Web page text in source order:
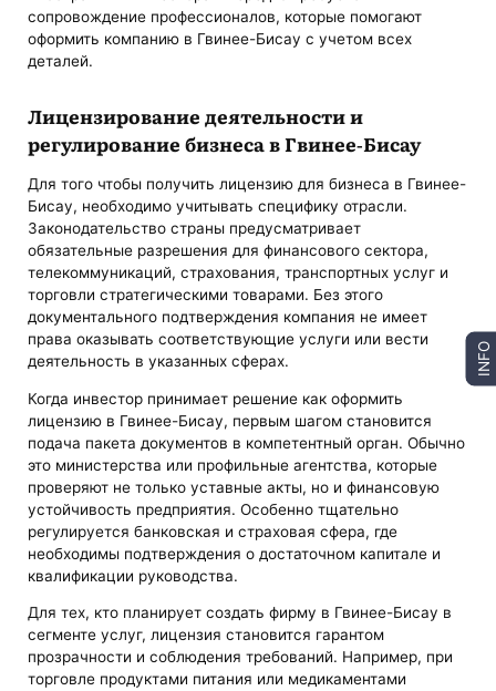
сопровождение профессионалов, которые помогают
оформить компанию в Гвинее-Бисау с учетом всех
деталей.
Лицензирование деятельности и
регулирование бизнеса в Гвинее-Бисау
Для того чтобы получить лицензию для бизнеса в Гвинее-
Бисау, необходимо учитывать специфику отрасли.
Законодательство страны предусматривает
обязательные разрешения для финансового сектора,
телекоммуникаций, страхования, транспортных услуг и
торговли стратегическими товарами. Без этого
документального подтверждения компания не имеет
права оказывать соответствующие услуги или вести
деятельность в указанных сферах.
Когда инвестор принимает решение как оформить
лицензию в Гвинее-Бисау, первым шагом становится
подача пакета документов в компетентный орган. Обычно
это министерства или профильные агентства, которые
проверяют не только уставные акты, но и финансовую
устойчивость предприятия. Особенно тщательно
регулируется банковская и страховая сфера, где
необходимы подтверждения о достаточном капитале и
квалификации руководства.
Для тех, кто планирует создать фирму в Гвинее-Бисау в
сегменте услуг, лицензия становится гарантом
прозрачности и соблюдения требований. Например, при
торговле продуктами питания или медикаментами
INFO